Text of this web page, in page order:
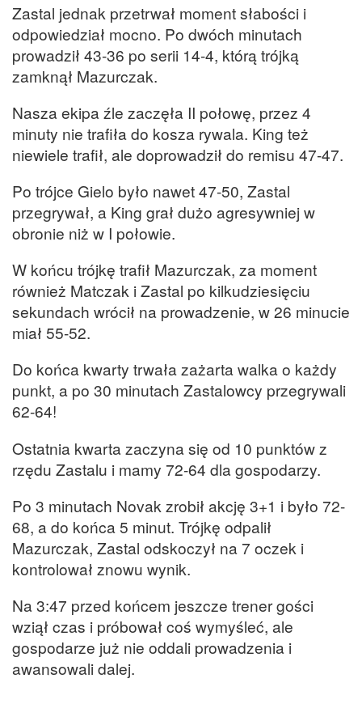
Zastal jednak przetrwał moment słabości i
odpowiedział mocno. Po dwóch minutach
prowadził 43-36 po serii 14-4, którą trójką
zamknął Mazurczak.
Nasza ekipa źle zaczęła II połowę, przez 4
minuty nie trafiła do kosza rywala. King też
niewiele trafił, ale doprowadził do remisu 47-47.
Po trójce Gielo było nawet 47-50, Zastal
przegrywał, a King grał dużo agresywniej w
obronie niż w I połowie.
W końcu trójkę trafił Mazurczak, za moment
również Matczak i Zastal po kilkudziesięciu
sekundach wrócił na prowadzenie, w 26 minucie
miał 55-52.
Do końca kwarty trwała zażarta walka o każdy
punkt, a po 30 minutach Zastalowcy przegrywali
62-64!
Ostatnia kwarta zaczyna się od 10 punktów z
rzędu Zastalu i mamy 72-64 dla gospodarzy.
Po 3 minutach Novak zrobił akcję 3+1 i było 72-
68, a do końca 5 minut. Trójkę odpalił
Mazurczak, Zastal odskoczył na 7 oczek i
kontrolował znowu wynik.
Na 3:47 przed końcem jeszcze trener gości
wziął czas i próbował coś wymyśleć, ale
gospodarze już nie oddali prowadzenia i
awansowali dalej.